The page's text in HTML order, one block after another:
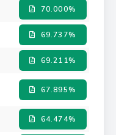
70.000%
69.737%
69.211%
67.895%
64.474%